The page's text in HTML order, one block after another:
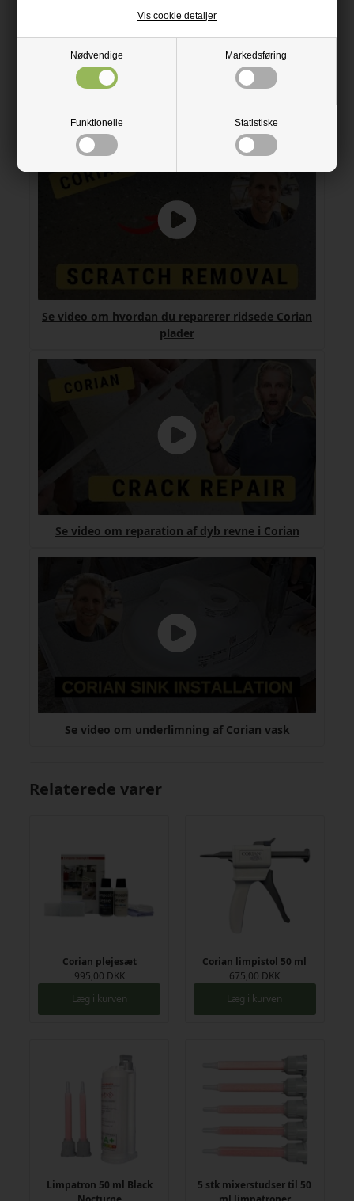
Nødvendige Markedsføring
Funktionelle Statistiske
Vis cookie detaljer
Se video om hvordan du sliber og polerer en
Se video om hvordan du reparerer ridsede Corian
plader
Se video om reparation af dyb revne i Corian
Se video om underlimning af Corian vask
Relaterede varer
Corian plejesæt
995,00 DKK
Læg i kurven
Corian limpistol 50 ml
675,00 DKK
Læg i kurven
Limpatron 50 ml Black
5 stk mixerstudser til 50